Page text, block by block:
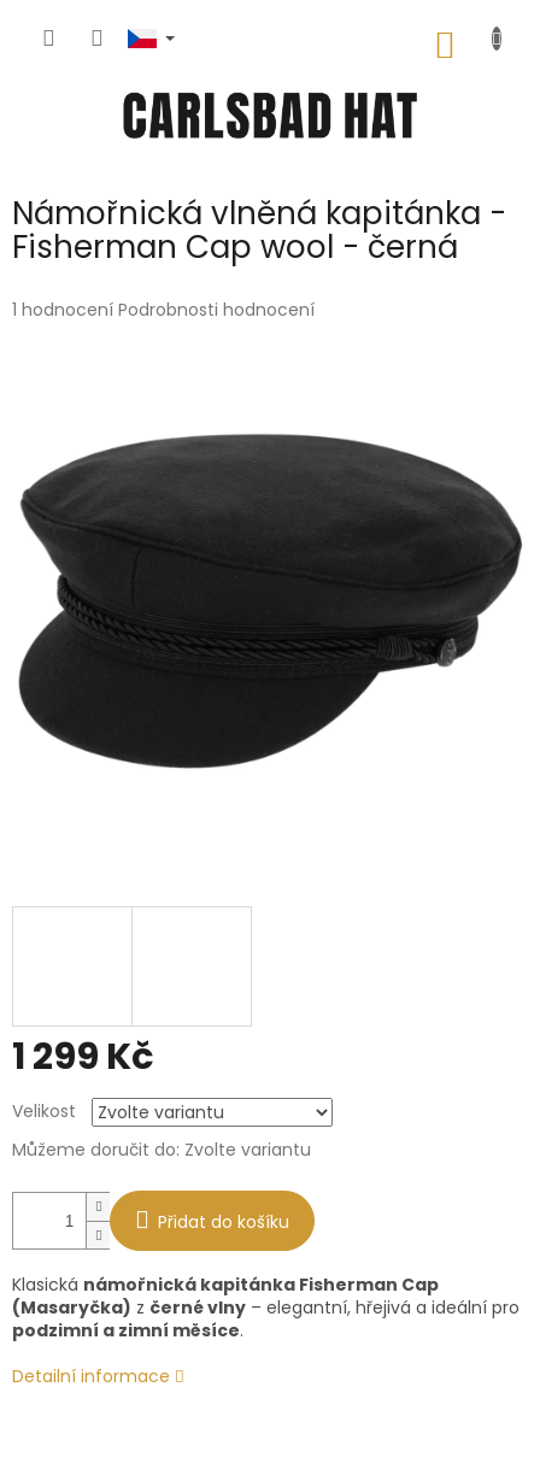
Námořnická vlněná kapitánka -
Fisherman Cap wool - černá
Průměrné
hvězdiček.
1 hodnocení Podrobnosti hodnocení
1 299 Kč
cena:
Velikost
Můžeme doručit do: Zvolte variantu
Přidat do košíku
Klasická námořnická kapitánka Fisherman Cap
(Masaryčka) z černé vlny – elegantní, hřejivá a ideální pro
podzimní a zimní měsíce.
Detailní informace